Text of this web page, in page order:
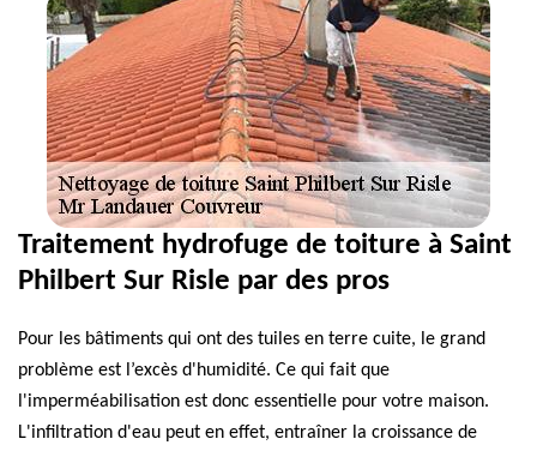
Traitement hydrofuge de toiture à Saint
Philbert Sur Risle par des pros
Pour les bâtiments qui ont des tuiles en terre cuite, le grand
problème est l’excès d'humidité. Ce qui fait que
l'imperméabilisation est donc essentielle pour votre maison.
L'infiltration d'eau peut en effet, entraîner la croissance de